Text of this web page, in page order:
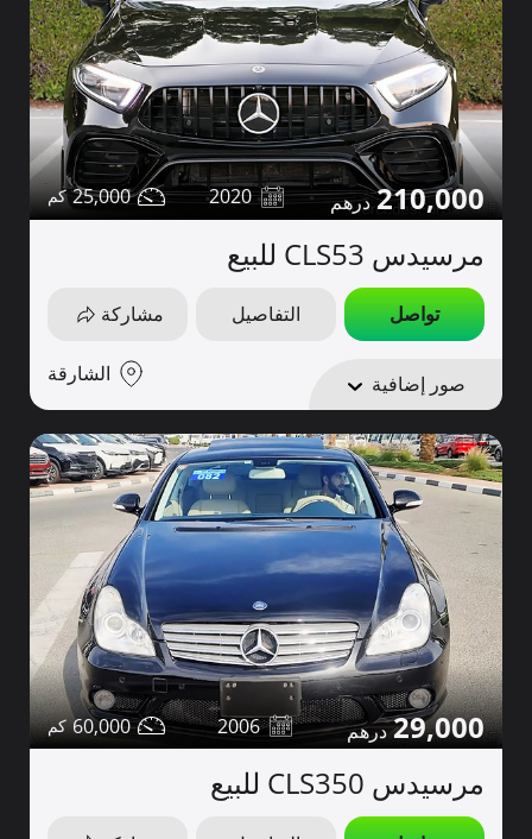
210,000
2020
25,000
مرسيدس CLS53 للبيع
تواصل التفاصيل مشاركة
صور إضافية الشارقة
29,000
2006
60,000
مرسيدس CLS350 للبيع